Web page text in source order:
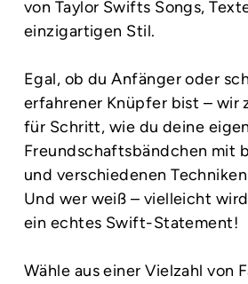
von Taylor Swifts Songs,
einzigartigen Stil.
Egal, ob du Anfänger oder
erfahrener Knüpfer bist – wir
für Schritt, wie du deine
Freundschaftsbändchen mit
und verschiedenen
Und wer weiß – vielleicht
ein echtes Swift-Statement!
Wähle aus einer Vielzahl von